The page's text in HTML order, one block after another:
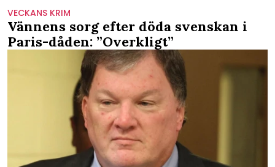
VECKANS KRIM
Vännens sorg efter döda svenskan i
Paris-dåden: ”Overkligt”